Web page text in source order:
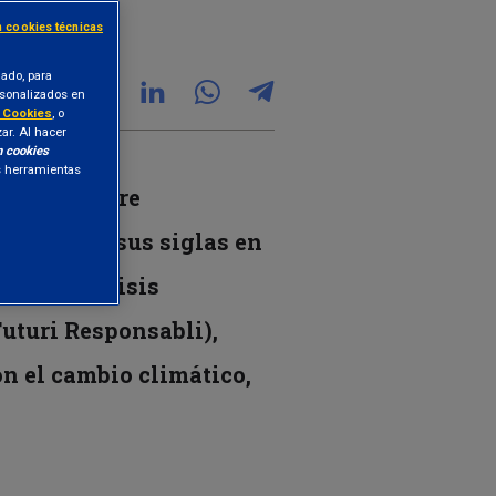
sobre
, por sus siglas en
del análisis
Responsabli),
el cambio climático,
para
en
, o
Al hacer
cookies
herramientas
cookies técnicas